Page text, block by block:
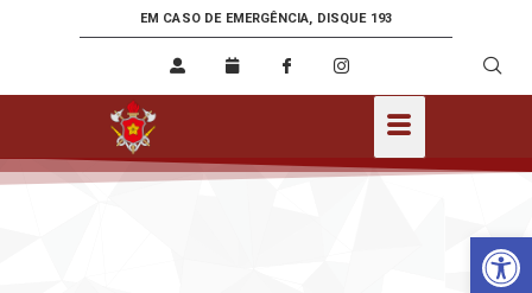
EM CASO DE EMERGÊNCIA, DISQUE 193